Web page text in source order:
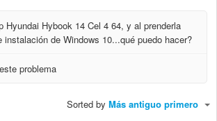
Hyundai Hybook 14 Cel 4 64, y al prenderla
instalación de Windows 10...qué puedo hacer?
problema
Sorted by Más antiguo primero